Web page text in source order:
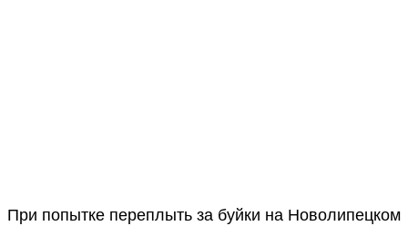
При попытке переплыть за буйки на Новолипецком